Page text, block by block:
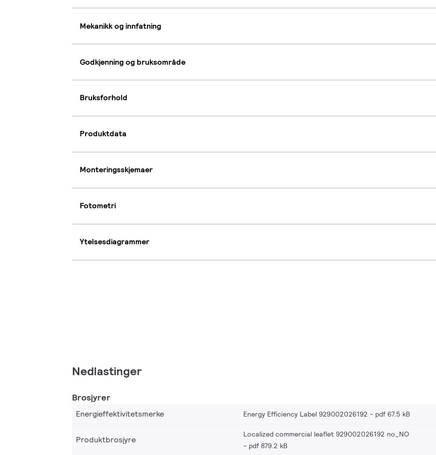
Mekanikk og innfatning
Godkjenning og bruksområde
Bruksforhold
Produktdata
Monteringsskjemaer
Fotometri
Ytelsesdiagrammer
Nedlastinger
Brosjyrer
Energieffektivitetsmerke Energy Efficiency Label 929002026192 pdf 67.5 kB
Produktbrosjyre
Localized commercial leaflet 929002026192 no_NO
pdf 879.2 kB